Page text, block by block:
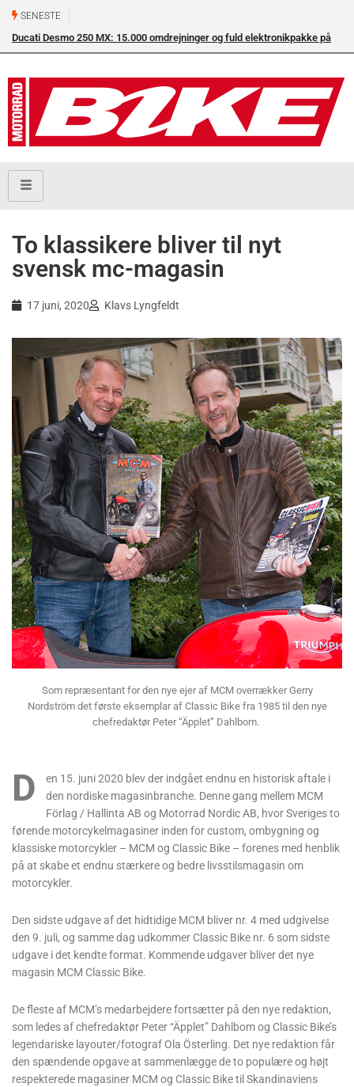
SENESTE
Ducati Desmo 250 MX: 15.000 omdrejninger og fuld elektronikpakke på
To klassikere bliver til nyt
svensk mc-magasin
17 juni, 2020 Klavs Lyngfeldt
Som repræsentant for den nye ejer af MCM overrækker Gerry
Nordström det første eksemplar af Classic Bike fra 1985 til den nye
chefredaktør Peter “Äpplet” Dahlbom.
D
en 15. juni 2020 blev der indgået endnu en historisk aftale i
den nordiske magasinbranche. Denne gang mellem MCM
Förlag / Hallinta AB og Motorrad Nordic AB, hvor Sveriges to
førende motorcykelmagasiner inden for custom, ombygning og
klassiske motorcykler – MCM og Classic Bike – forenes med henblik
på at skabe et endnu stærkere og bedre livsstilsmagasin om
motorcykler.
Den sidste udgave af det hidtidige MCM bliver nr. 4 med udgivelse
den 9. juli, og samme dag udkommer Classic Bike nr. 6 som sidste
udgave i det kendte format. Kommende udgaver bliver det nye
magasin MCM Classic Bike.
De fleste af MCM’s medarbejdere fortsætter på den nye redaktion,
som ledes af chefredaktør Peter “Äpplet” Dahlbom og Classic Bike’s
legendariske layouter/fotograf Ola Österling. Det nye redaktion får
den spændende opgave at sammenlægge de to populære og højt
respekterede magasiner MCM og Classic Bike til Skandinaviens